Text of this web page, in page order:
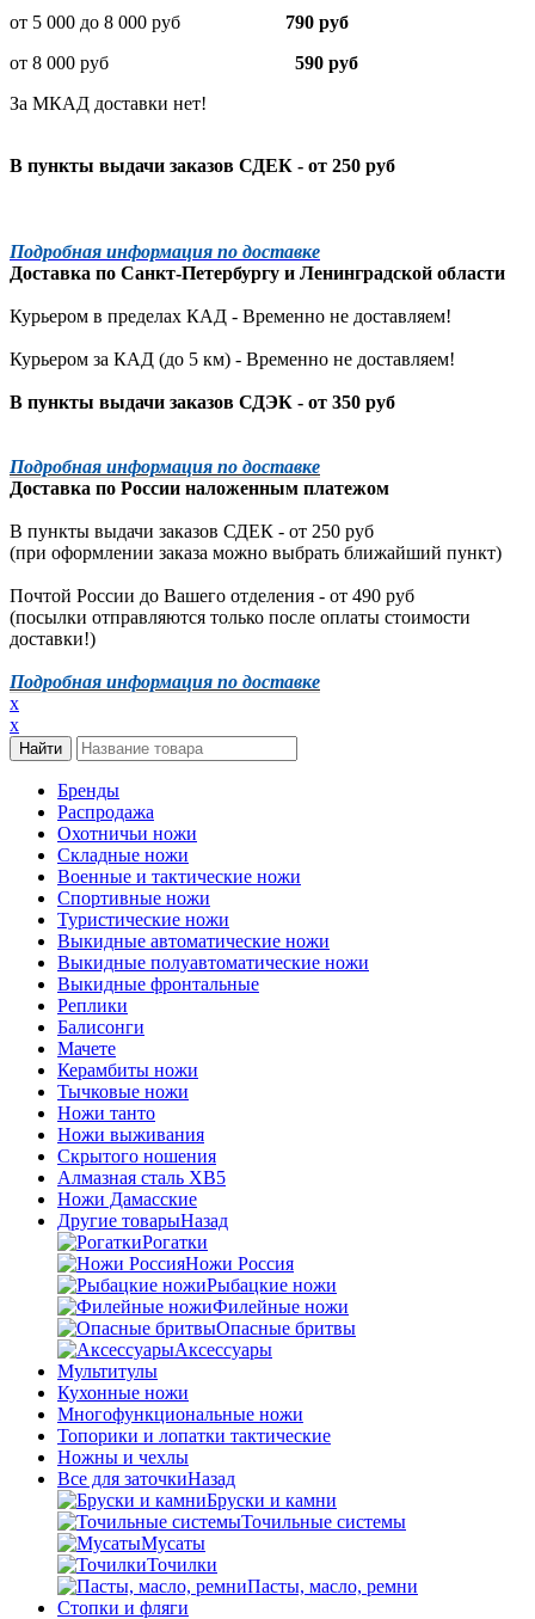
от 5 000 до 8 000 руб 790 руб
от 8 000 руб 590 руб
За МКАД доставки нет!
В пункты выдачи заказов СДЕК - от 250 руб
Подробная информация по доставке
Доставка по Санкт-Петербургу и Ленинградской области
Курьером в пределах КАД - Временно не доставляем!
Курьером за КАД (до 5 км) - Временно не доставляем!
В пункты выдачи заказов СДЭК - от 350 руб
Подробная информация по доставке
Доставка по России наложенным платежом
В пункты выдачи заказов СДЕК - от 250 руб
(при оформлении заказа можно выбрать ближайший пункт)
Почтой России до Вашего отделения - от 490 руб
(посылки отправляются только после оплаты стоимости
доставки!)
Подробная информация по доставке
x
x
Бренды
Распродажа
Охотничьи ножи
Складные ножи
Военные и тактические ножи
Спортивные ножи
Туристические ножи
Выкидные автоматические ножи
Выкидные полуавтоматические ножи
Выкидные фронтальные
Реплики
Балисонги
Мачете
Керамбиты ножи
Тычковые ножи
Ножи танто
Ножи выживания
Скрытого ношения
Алмазная сталь ХВ5
Ножи Дамасские
Другие товарыНазад
Рогатки
Ножи Россия
Рыбацкие ножи
Филейные ножи
Опасные бритвы
Аксессуары
Мультитулы
Кухонные ножи
Многофункциональные ножи
Топорики и лопатки тактические
Ножны и чехлы
Все для заточкиНазад
Бруски и камни
Точильные системы
Мусаты
Точилки
Пасты, масло, ремни
Стопки и фляги